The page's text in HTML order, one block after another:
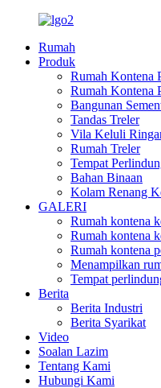
Rumah
Produk
Rumah Kontena
Rumah Kontena
Bangunan
Tandas Treler
Vila Keluli
Rumah Treler
Tempat
Bahan Binaan
Kolam Renang
GALERI
Rumah kontena
Rumah kontena
Rumah kontena
Menampilkan
Tempat
Berita
Berita Industri
Berita Syarikat
Video
Soalan Lazim
Tentang Kami
Hubungi Kami